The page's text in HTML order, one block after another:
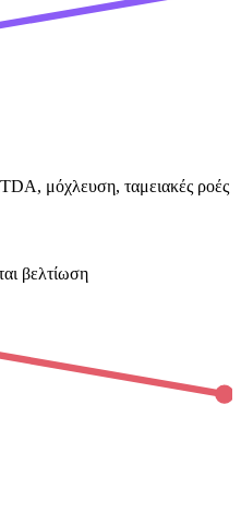
μόχλευση, ταμειακές ροές
βελτίωση